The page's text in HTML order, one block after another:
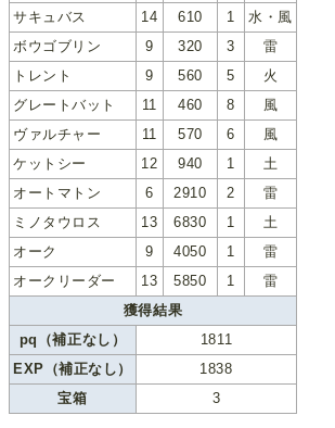
サキュバス
14 610 1
水・風
ボウゴブリン
9 320 3
雷
トレント
9 560 5
火
グレートバット
11 460 8
風
ヴァルチャー
11 570 6
風
ケットシー
12 940 1
土
オートマトン
6 2910 2
雷
ミノタウロス
13 6830 1
土
オーク
9 4050 1
雷
オークリーダー
13 5850 1
雷
獲得結果
pq（補正なし）
1811
EXP（補正なし）
1838
宝箱
3